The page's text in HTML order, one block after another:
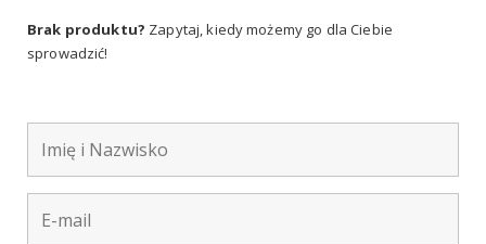
Brak produktu? Zapytaj, kiedy możemy go dla Ciebie
sprowadzić!